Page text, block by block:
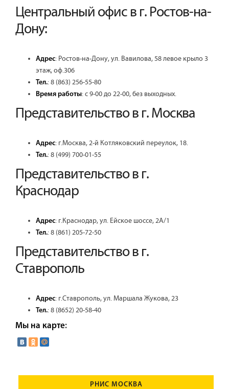
Центральный офис в г. Ростов-на-
Дону:
Адрес: Ростов-на-Дону,ул. Вавилова, 58 левое крыло 3
этаж, оф.306
Тел.:8 (863) 256-55-80
Время работы: с 9-00 до 22-00, без выходных.
Представительство в г. Москва
Адрес: г.Москва,2-й Котляковский переулок, 18.
Тел.:8 (499) 700-01-55
Представительство в г.
Краснодар
Адрес: г.Краснодар,ул. Ейское шоссе, 2А/1
Тел.:8 (861) 205-72-50
Представительство в г.
Ставрополь
Адрес: г.Ставрополь,ул. Маршала Жукова, 23
Тел.:8 (8652) 20-58-40
Мы на карте:
РНИС МОСКВА